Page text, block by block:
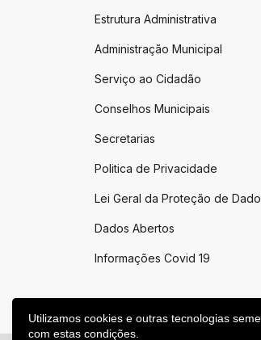
Estrutura Administrativa
Administração Municipal
Serviço ao Cidadão
Conselhos Municipais
Secretarias
Politica de Privacidade
Lei Geral da Proteção de
Dados Abertos
Informações Covid 19
Utilizamos cookies e outras tecnologias
com estas condições.